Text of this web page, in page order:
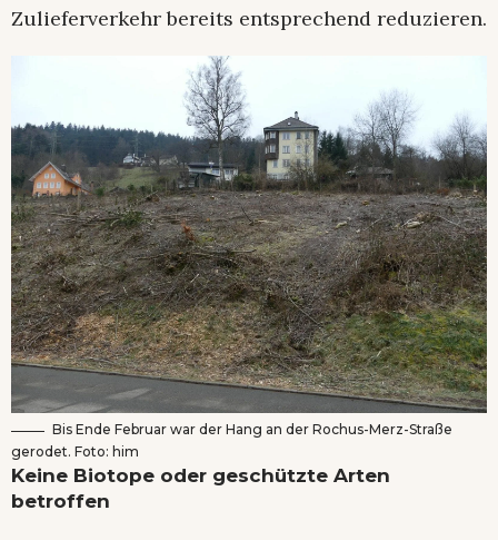
Zulieferverkehr bereits entsprechend reduzieren.
Bis Ende Februar war der Hang an der Rochus-Merz-Straße
gerodet. Foto: him
Keine Biotope oder geschützte Arten
betroffen